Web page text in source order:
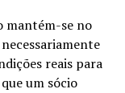
mantém-se no
reais para
um sócio